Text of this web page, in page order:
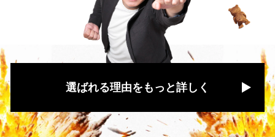
選ばれる理由をもっと詳しく